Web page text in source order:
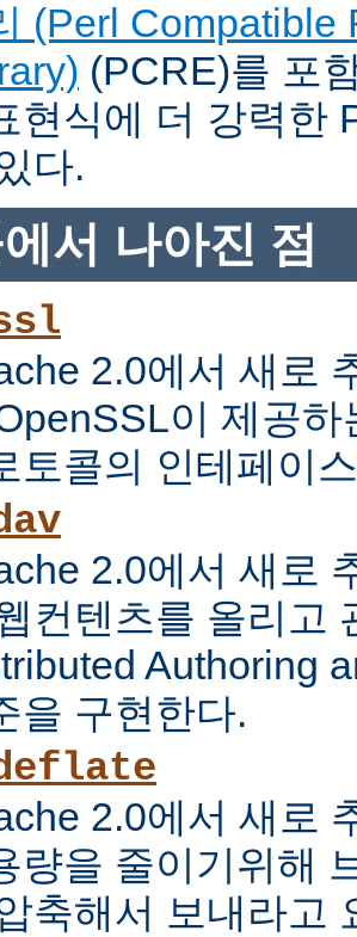
(Perl Compatible
(PCRE)를 포
현식에 더 강력한
다.
서 나아진 점
2.0에서 새로
이 제공
토콜의 인테페이
2.0에서 새로
컨텐츠를 올리고
Authoring
을 구현한다.
2.0에서 새로
량을 줄이기위해
축해서 보내라고